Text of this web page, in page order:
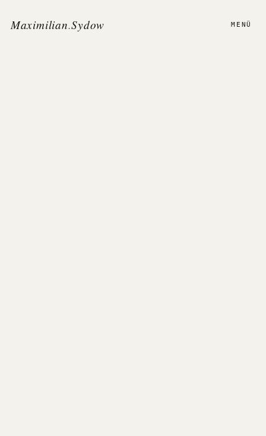
Maximilian.Sydow MENÜ